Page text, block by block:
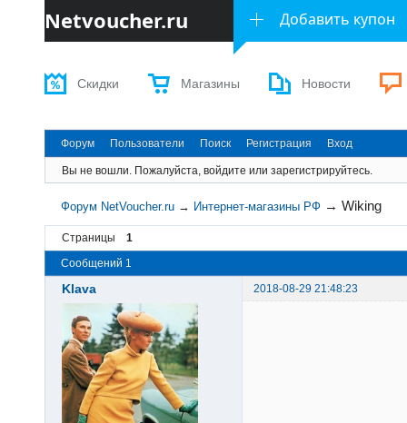
Netvoucher.ru Добавить купон
Скидки Магазины Новости
Форум Пользователи Поиск Регистрация Вход
Вы не вошли. Пожалуйста, войдите или зарегистрируйтесь.
Форум NetVoucher.ru → Интернет-магазины РФ →Wiking
Страницы
1
Сообщений 1
Klava 2018-08-29 21:48:23